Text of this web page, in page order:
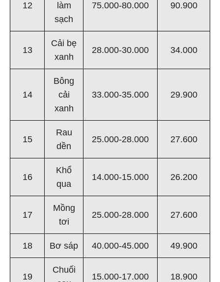
12
làm
sạch
75.000-80.000 90.900
13
Cải bẹ
xanh
28.000-30.000 34.000
14
Bông
cải
xanh
33.000-35.000 29.900
15
Rau
dền
25.000-28.000 27.600
16
Khổ
qua
14.000-15.000 26.200
17
Mồng
tơi
25.000-28.000 27.600
18 Bơ sáp 40.000-45.000 49.900
19
Chuối
15.000-17.000 18.900